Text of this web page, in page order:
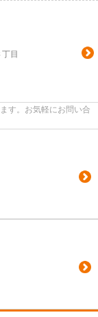
丁目
す。お気軽にお問い合